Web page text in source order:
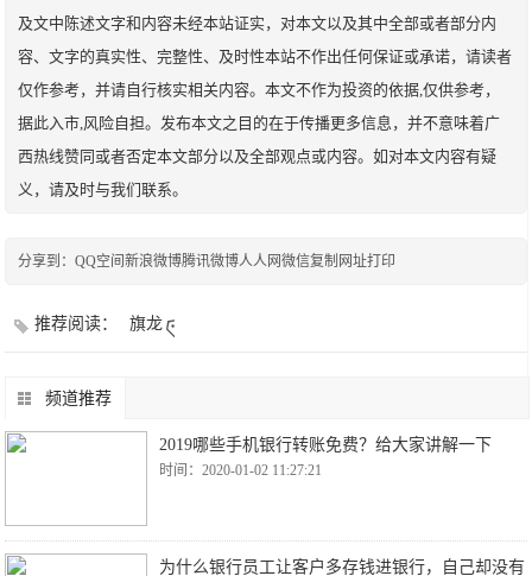
及文中陈述文字和内容未经本站证实，对本文以及其中全部或者部分内
容、文字的真实性、完整性、及时性本站不作出任何保证或承诺，请读者
仅作参考，并请自行核实相关内容。本文不作为投资的依据,仅供参考，
据此入市,风险自担。发布本文之目的在于传播更多信息，并不意味着广
西热线赞同或者否定本文部分以及全部观点或内容。如对本文内容有疑
义，请及时与我们联系。
分享到：QQ空间新浪微博腾讯微博人人网微信复制网址打印
推荐阅读： 旗龙
频道推荐
2019哪些手机银行转账免费？给大家讲解一下
时间：2020-01-02 11:27:21
为什么银行员工让客户多存钱进银行，自己却没有